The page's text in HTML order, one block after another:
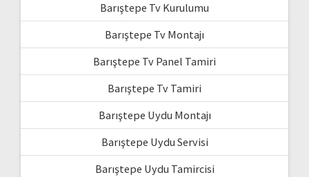
Barıştepe Tv Kurulumu
Barıştepe Tv Montajı
Barıştepe Tv Panel Tamiri
Barıştepe Tv Tamiri
Barıştepe Uydu Montajı
Barıştepe Uydu Servisi
Barıştepe Uydu Tamircisi